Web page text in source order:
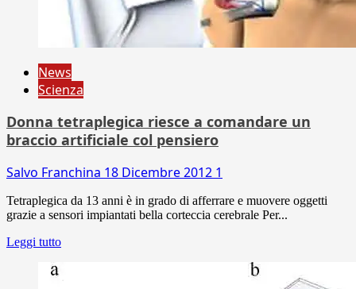
News
Scienza
Donna tetraplegica riesce a comandare un
braccio artificiale col pensiero
Salvo Franchina 18 Dicembre 2012 1
Tetraplegica da 13 anni è in grado di afferrare e muovere oggetti
grazie a sensori impiantati bella corteccia cerebrale Per...
Leggi tutto